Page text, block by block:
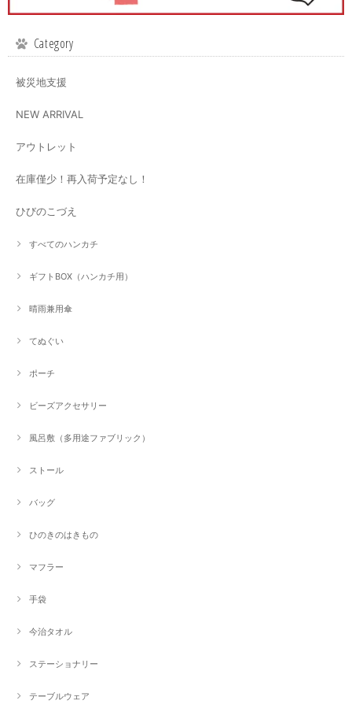
Category
被災地支援
NEW ARRIVAL
アウトレット
在庫僅少！再入荷予定なし！
ひびのこづえ
すべてのハンカチ
ギフトBOX（ハンカチ用）
晴雨兼用傘
てぬぐい
ポーチ
ビーズアクセサリー
風呂敷（多用途ファブリック）
ストール
バッグ
ひのきのはきもの
マフラー
手袋
今治タオル
ステーショナリー
テーブルウェア